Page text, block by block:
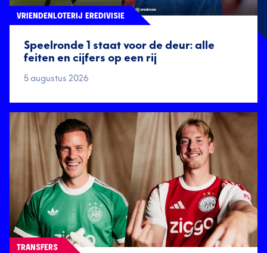
Speelronde 1 staat voor de deur: alle
feiten en cijfers op een rij
VRIENDENLOTERIJ EREDIVISIE
5 augustus 2026
TRANSFERS